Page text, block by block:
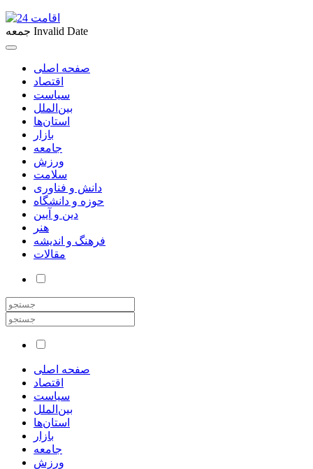
جمعه Invalid Date
صفحه اصلی
اقتصاد
سیاست
بین‌الملل
استان‌ها
بازار
جامعه
ورزش
سلامت
دانش و فناوری
حوزه و دانشگاه
دین و آیین
هنر
فرهنگ و اندیشه
مقالات
صفحه اصلی
اقتصاد
سیاست
بین‌الملل
استان‌ها
بازار
جامعه
ورزش